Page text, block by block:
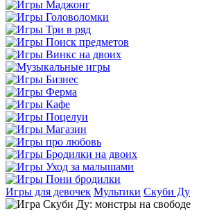
Игры для девочек Мультики Скуби Ду